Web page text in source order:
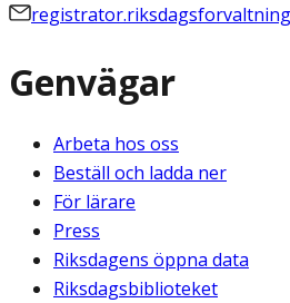
Genvägar
Arbeta hos oss
Beställ och ladda ner
För lärare
Press
Riksdagens öppna data
Riksdagsbiblioteket